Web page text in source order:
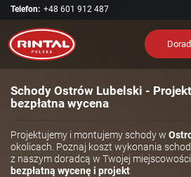
Telefon: +48 601 912 487
Schody Ostrów Lubelski -
bezpłatna wycena
Projektujemy i montujemy schody w
okolicach. Poznaj koszt wykonania
z naszym doradcą w Twojej
bezpłatną wycenę i projekt